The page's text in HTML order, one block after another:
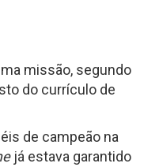
missão, segundo
do currículo de
de campeão na
já estava garantido